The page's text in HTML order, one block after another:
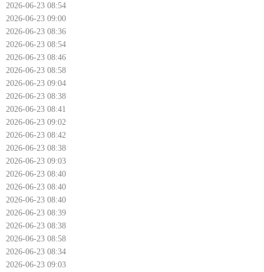
2026-06-23 08:54
2026-06-23 09:00
2026-06-23 08:36
2026-06-23 08:54
2026-06-23 08:46
2026-06-23 08:58
2026-06-23 09:04
2026-06-23 08:38
2026-06-23 08:41
2026-06-23 09:02
2026-06-23 08:42
2026-06-23 08:38
2026-06-23 09:03
2026-06-23 08:40
2026-06-23 08:40
2026-06-23 08:40
2026-06-23 08:39
2026-06-23 08:38
2026-06-23 08:58
2026-06-23 08:34
2026-06-23 09:03